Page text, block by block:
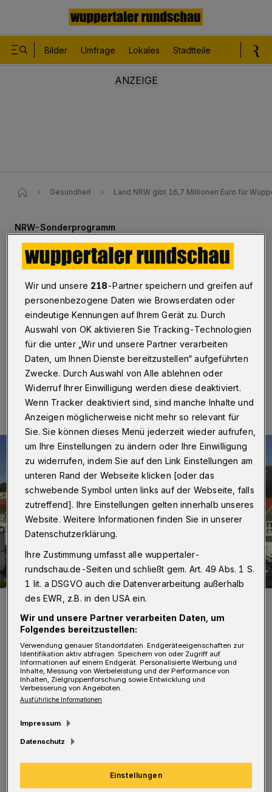
Bilder Umfrage Lokales Stadtteile
Gesundheit Land NRW gibt 16,7 Millionen Euro für
NRW-Sonderprogramm
16,7 Millionen Euro für
Wuppertaler Krankenhäuser
Wuppertal·Die Krankenhäuser in Wuppertal erhalten
mehr als 16,7 Millionen Euro aus dem einem
Sonderinvestitionsprogramm der Landesregierung.
Das Helios-Uniklinikum in Barmen.
Foto: Helios Uniklinikum Wuppertal
Nach Angaben der CDU-
Peter Nettekoven und Dr. Christian Untrieser
gehen rund 9,5 Millionen Euro an das Helios,
4,5 Millionen Euro an den Klinikverbund St.
Antonius und St. Josef und 2,7 Millionen Euro
Wir und unsere 218-Partner speichern und greifen auf
personenbezogene Daten wie Browserdaten oder
eindeutige Kennungen auf Ihrem Gerät zu. Durch
Auswahl von OK aktivieren Sie Tracking-Technologien
für die unter „Wir und unsere Partner verarbeiten
Daten, um Ihnen Dienste bereitzustellen“ aufgeführten
Zwecke. Durch Auswahl von Alle ablehnen oder
Widerruf Ihrer Einwilligung werden diese deaktiviert.
Wenn Tracker deaktiviert sind, sind manche Inhalte und
Anzeigen möglicherweise nicht mehr so relevant für
Sie. Sie können dieses Menü jederzeit wieder aufrufen,
um Ihre Einstellungen zu ändern oder Ihre Einwilligung
zu widerrufen, indem Sie auf den Link Einstellungen am
unteren Rand der Webseite klicken [oder das
schwebende Symbol unten links auf der Webseite, falls
zutreffend]. Ihre Einstellungen gelten innerhalb unseres
Website. Weitere Informationen finden Sie in unserer
Datenschutzerklärung.
Ihre Zustimmung umfasst alle wuppertaler-
rundschau.de-Seiten und schließt gem. Art. 49 Abs. 1 S.
1 lit. a DSGVO auch die Datenverarbeitung außerhalb
des EWR, z.B. in den USA ein.
Wir und unsere Partner verarbeiten Daten, um
Folgendes bereitzustellen:
Verwendung genauer Standortdaten. Endgeräteeigenschaften zur
Identifikation aktiv abfragen. Speichern von oder Zugriff auf
Informationen auf einem Endgerät. Personalisierte Werbung und
Inhalte, Messung von Werbeleistung und der Performance von
Inhalten, Zielgruppenforschung sowie Entwicklung und
Verbesserung von Angeboten.
Ausführliche Informationen
Impressum
Datenschutz
Einstellungen